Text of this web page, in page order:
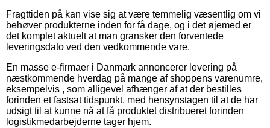
Fragttiden på kan vise sig at være temmelig væsentlig om vi
behøver produkterne inden for få dage, og i det øjemed er
det komplet aktuelt at man gransker den forventede
leveringsdato ved den vedkommende vare.
En masse e-firmaer i Danmark annoncerer levering på
næstkommende hverdag på mange af shoppens varenumre,
eksempelvis , som alligevel afhænger af at der bestilles
forinden et fastsat tidspunkt, med hensynstagen til at de har
udsigt til at kunne nå at få produktet distribueret forinden
logistikmedarbejderne tager hjem.